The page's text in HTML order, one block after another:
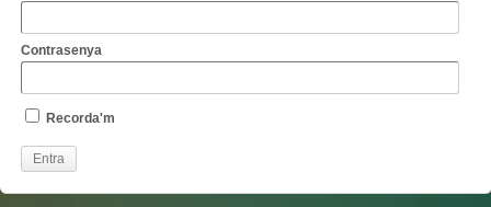
Contrasenya
Recorda'm